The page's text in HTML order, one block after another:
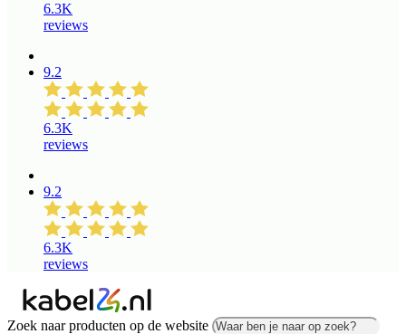
6.3K
reviews
9.2
6.3K
reviews
9.2
6.3K
reviews
Zoek naar producten op de website